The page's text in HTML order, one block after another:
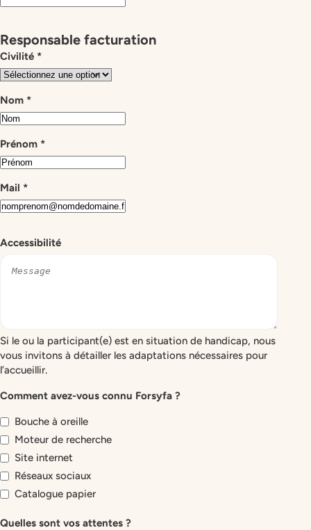
Responsable facturation
Civilité *
Nom *
Prénom *
Mail *
Accessibilité
Si le ou la participant(e) est en situation de handicap, nous
vous invitons à détailler les adaptations nécessaires pour
l’accueillir.
Comment avez-vous connu Forsyfa ?
Bouche à oreille
Moteur de recherche
Site internet
Réseaux sociaux
Catalogue papier
Quelles sont vos attentes ?